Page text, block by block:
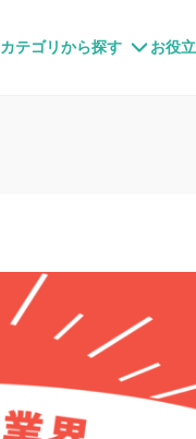
カテゴリから探す お役